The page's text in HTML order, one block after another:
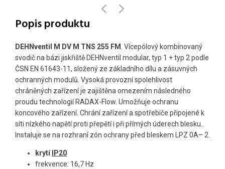
Popis produktu
DEHNventil M DV M TNS 255 FM . Vícepólový kombinovaný
svodič na bázi jiskřiště DEHNventil modular, typ 1 + typ 2 podle
ČSN EN 61643-11, složený ze základního dílu a zásuvných
ochranných modulů. Vysoká provozní spolehlivost
chráněných zařízení je zajištěna omezením následného
proudu technologií RADAX-Flow. Umožňuje ochranu
koncového zařízení. Chrání zařízení a spotřebiče připojené k
síti nízkého napětí proti přepětí i při přímých úderech blesku.
Instaluje se na rozhraní zón ochrany před bleskem LPZ 0A– 2.
krytí IP20
frekvence: 16,7 Hz